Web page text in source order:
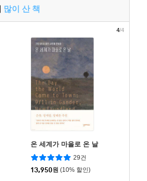
많이 산 책
온 세계가 마을로 온 날
29건
13,950원 (10% 할인)
4/4